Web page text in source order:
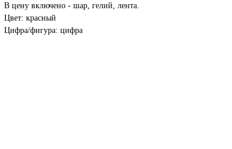
В цену включено - шар, гелий, лента.
Цвет: красный
Цифра/фигура: цифра